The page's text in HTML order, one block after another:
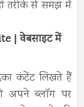
तरीके से समझ में
| वेबसाइट में
कंटेंट लिखते हैं
अपने ब्लॉग पर